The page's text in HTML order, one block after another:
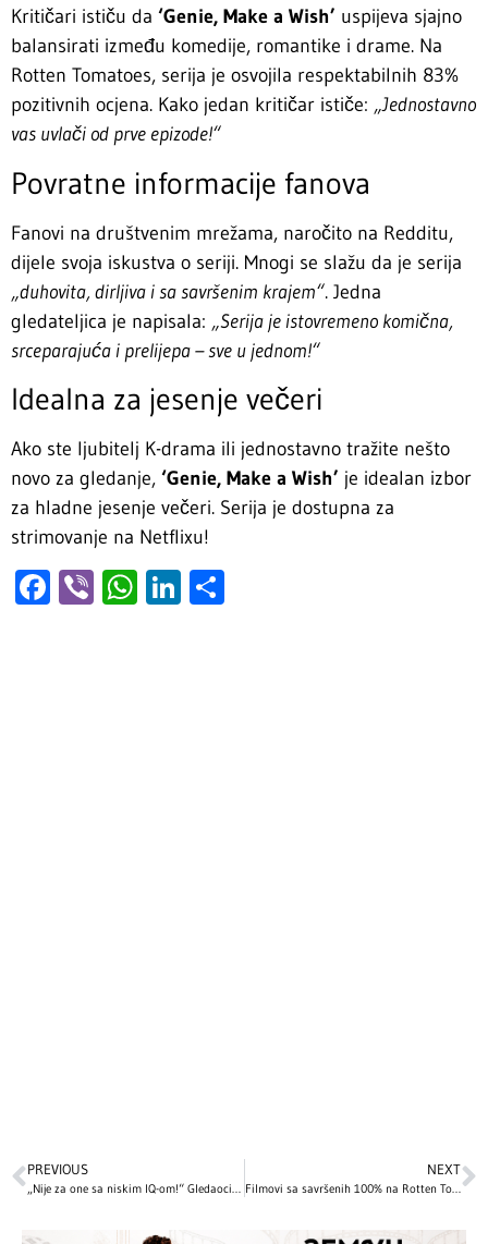
Kritičari ističu da ‘Genie, Make a Wish’ uspijeva sjajno
balansirati između komedije, romantike i drame. Na
Rotten Tomatoes, serija je osvojila respektabilnih 83%
pozitivnih ocjena. Kako jedan kritičar ističe: „Jednostavno
vas uvlači od prve epizode!“
Povratne informacije fanova
Fanovi na društvenim mrežama, naročito na Redditu,
dijele svoja iskustva o seriji. Mnogi se slažu da je serija
„duhovita, dirljiva i sa savršenim krajem“. Jedna
gledateljica je napisala: „Serija je istovremeno komična,
srceparajuća i prelijepa – sve u jednom!“
Idealna za jesenje večeri
Ako ste ljubitelj K-drama ili jednostavno tražite nešto
novo za gledanje, ‘Genie, Make a Wish’ je idealan izbor
za hladne jesenje večeri. Serija je dostupna za
strimovanje na Netflixu!
Facebook
ViberWhatsApp
LinkedIn
PREVIOUS
„Nije za one sa niskim IQ-om!“ Gledaoci ovu seriju smatraju najboljom u istoriji Netflixa – da li ste je već pogledali?
NEXT
Filmovi sa savršenih 100% na Rotten Tomatoesu – klasici i nova remek dela koja kritičari obožavaju